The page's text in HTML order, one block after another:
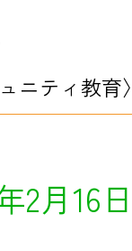
ュニティ教
2月16